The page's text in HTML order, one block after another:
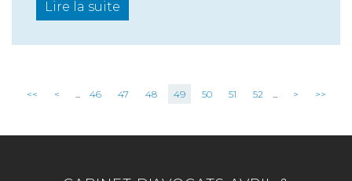
Lire la suite
<< < ... 46 47 48 49 50 51 52 ... > >>